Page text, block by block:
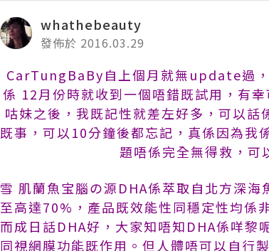
whathebeauty
發佈於 2016.03.29
CarTungBaBy自上個月就無update過
係 12月份時就收到一個唔錯既試用，有
咕妹之後，我既記性就差左好多，可以
既事，可以10分鐘後都忘記，真係因為我
題唔係完全無得救，
雪 肌蘭魚宝腦の源DHA係萃取自北方深
至高達70%，產品既效能性同穩定性均
而成日話DHA好，大家知唔知DHA係咩
同視網膜功能既作用。但人體唔可以自行